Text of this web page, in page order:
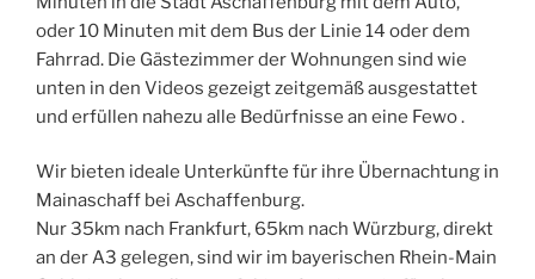
oder 10 Minuten mit dem Bus der Linie 14 oder dem
Fahrrad. Die Gästezimmer der Wohnungen sind wie
unten in den Videos gezeigt zeitgemäß ausgestattet
und erfüllen nahezu alle Bedürfnisse an eine Fewo .
Wir bieten ideale Unterkünfte für ihre Übernachtung in
Mainaschaff bei Aschaffenburg.
Nur 35km nach Frankfurt, 65km nach Würzburg, direkt
an der A3 gelegen, sind wir im bayerischen Rhein-Main